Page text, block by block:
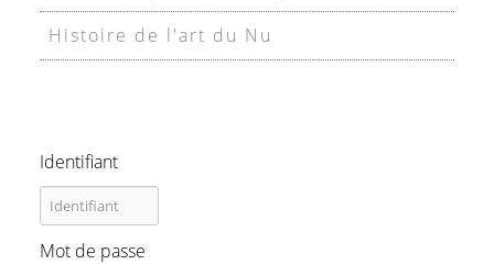
Histoire de l'art du Nu
Identifiant
Mot de passe